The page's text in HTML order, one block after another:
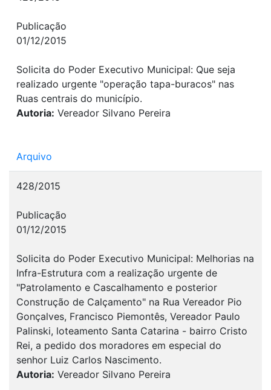
Publicação
01/12/2015
Solicita do Poder Executivo Municipal: Que seja
realizado urgente "operação tapa-buracos" nas
Ruas centrais do município.
Autoria: Vereador Silvano Pereira
Arquivo
428/2015
Publicação
01/12/2015
Solicita do Poder Executivo Municipal: Melhorias na
Infra-Estrutura com a realização urgente de
"Patrolamento e Cascalhamento e posterior
Construção de Calçamento" na Rua Vereador Pio
Gonçalves, Francisco Piemontês, Vereador Paulo
Palinski, loteamento Santa Catarina - bairro Cristo
Rei, a pedido dos moradores em especial do
senhor Luiz Carlos Nascimento.
Autoria: Vereador Silvano Pereira